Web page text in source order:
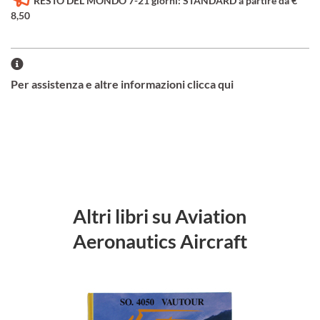
8,50
Per assistenza e altre informazioni clicca qui
Altri libri su Aviation
Aeronautics Aircraft